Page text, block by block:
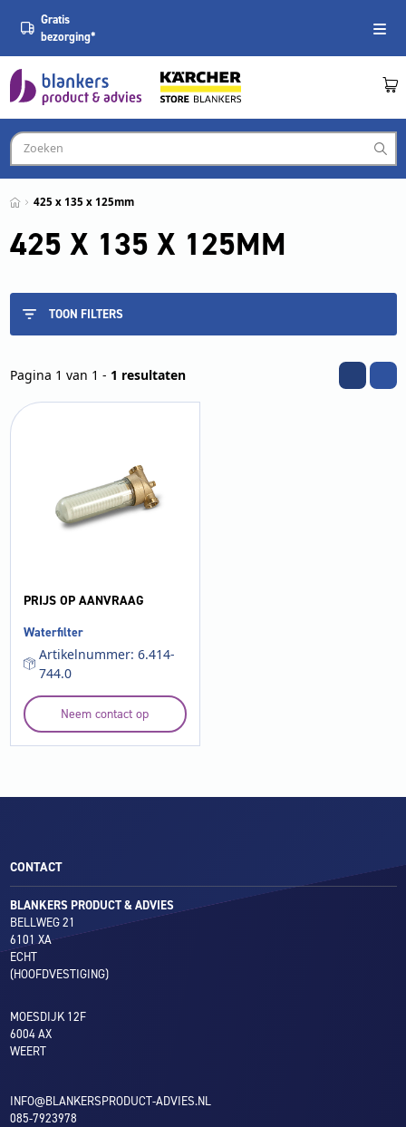
Gratis
bezorging*
425 x 135 x 125mm
425 X 135 X 125MM
TOON FILTERS
Pagina 1 van 1 - 1 resultaten
PRIJS OP AANVRAAG
Waterfilter
Artikelnummer: 6.414-
744.0
Neem contact op
CONTACT
BLANKERS PRODUCT & ADVIES
BELLWEG 21
6101 XA
ECHT
(HOOFDVESTIGING)
MOESDIJK 12F
6004 AX
WEERT
INFO@BLANKERSPRODUCT-ADVIES.NL
085-7923978